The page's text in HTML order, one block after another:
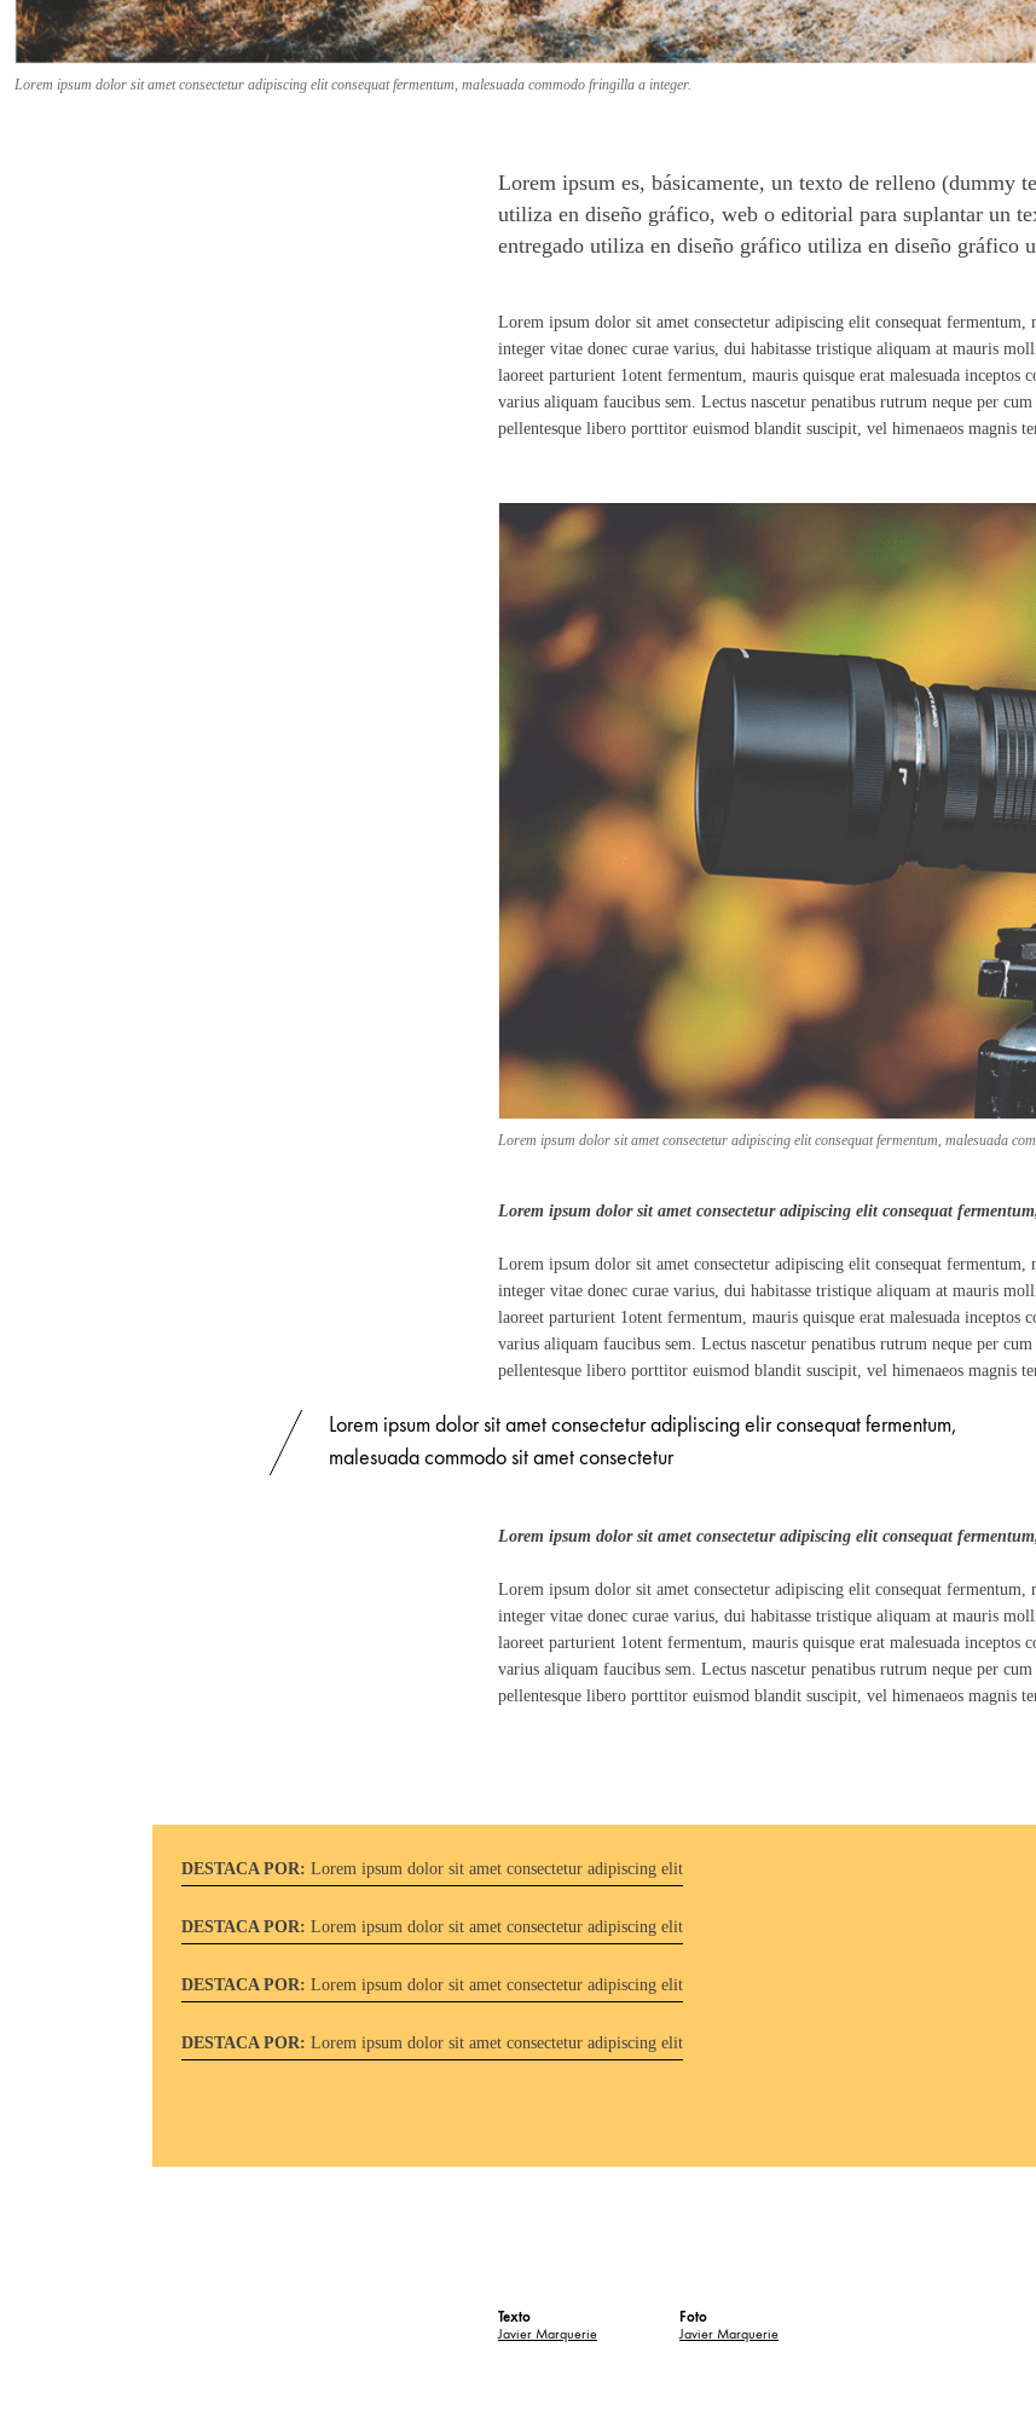
Lorem ipsum dolor sit amet consectetur adipiscing elit consequat fermentum, malesuada commodo fringilla a integer.
Lorem ipsum es, básicamente, un texto de relleno (dummy
utiliza en diseño gráfico, web o editorial para suplantar un
entregado utiliza en diseño gráfico utiliza en diseño gráfico
Lorem ipsum dolor sit amet consectetur adipiscing elit consequat fermentum,
integer vitae donec curae varius, dui habitasse tristique aliquam at mauris
laoreet parturient 1otent fermentum, mauris quisque erat malesuada inceptos
varius aliquam faucibus sem. Lectus nascetur penatibus rutrum neque per
pellentesque libero porttitor euismod blandit suscipit, vel himenaeos magnis
Lorem ipsum dolor sit amet consectetur adipiscing elit consequat fermentum, malesuada
Lorem ipsum dolor sit amet consectetur adipiscing elit consequat
Lorem ipsum dolor sit amet consectetur adipiscing elit consequat fermentum,
integer vitae donec curae varius, dui habitasse tristique aliquam at mauris
laoreet parturient 1otent fermentum, mauris quisque erat malesuada inceptos
varius aliquam faucibus sem. Lectus nascetur penatibus rutrum neque per
pellentesque libero porttitor euismod blandit suscipit, vel himenaeos magnis
Lorem ipsum dolor sit amet consectetur adipliscing elir consequat fermentum,
malesuada commodo sit amet consectetur
Lorem ipsum dolor sit amet consectetur adipiscing elit consequat
Lorem ipsum dolor sit amet consectetur adipiscing elit consequat fermentum,
integer vitae donec curae varius, dui habitasse tristique aliquam at mauris
laoreet parturient 1otent fermentum, mauris quisque erat malesuada inceptos
varius aliquam faucibus sem. Lectus nascetur penatibus rutrum neque per
pellentesque libero porttitor euismod blandit suscipit, vel himenaeos magnis
DESTACA POR: Lorem ipsum dolor sit amet consectetur adipiscing elit
DESTACA POR: Lorem ipsum dolor sit amet consectetur adipiscing elit
DESTACA POR: Lorem ipsum dolor sit amet consectetur adipiscing elit
DESTACA POR: Lorem ipsum dolor sit amet consectetur adipiscing elit
Texto
Javier Marquerie
Foto
Javier Marquerie